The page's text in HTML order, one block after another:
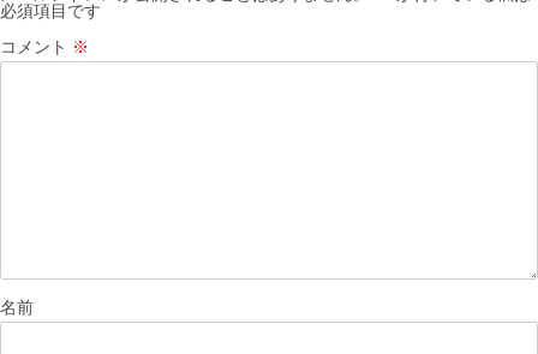
ョ
ン
必須項目です
コメント ※
名前